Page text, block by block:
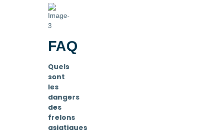
FAQ
Quels
sont
les
dangers
des
frelons
asiatiques